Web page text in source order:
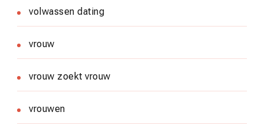
volwassen dating
vrouw
vrouw zoekt vrouw
vrouwen